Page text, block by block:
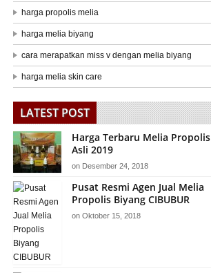
harga propolis melia
harga melia biyang
cara merapatkan miss v dengan melia biyang
harga melia skin care
LATEST POST
Harga Terbaru Melia Propolis
Asli 2019
on Desember 24, 2018
Pusat Resmi Agen Jual Melia
Propolis Biyang CIBUBUR
on Oktober 15, 2018